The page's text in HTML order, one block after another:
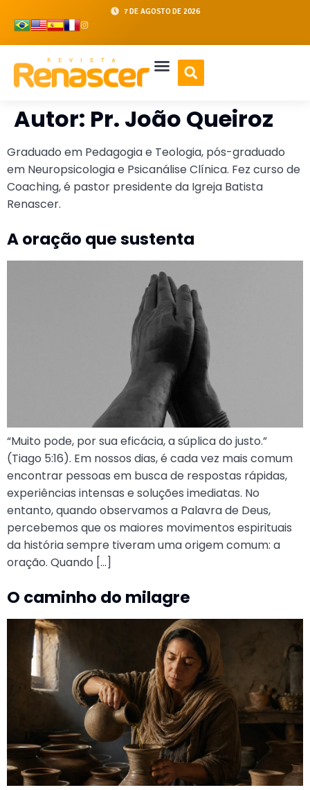
7 DE AGOSTO DE 2026
Autor: Pr. João Queiroz
Graduado em Pedagogia e Teologia, pós-graduado
em Neuropsicologia e Psicanálise Clínica. Fez curso de
Coaching, é pastor presidente da Igreja Batista
Renascer.
A oração que sustenta
“Muito pode, por sua eficácia, a súplica do justo.”
(Tiago 5:16). Em nossos dias, é cada vez mais comum
encontrar pessoas em busca de respostas rápidas,
experiências intensas e soluções imediatas. No
entanto, quando observamos a Palavra de Deus,
percebemos que os maiores movimentos espirituais
da história sempre tiveram uma origem comum: a
oração. Quando […]
O caminho do milagre